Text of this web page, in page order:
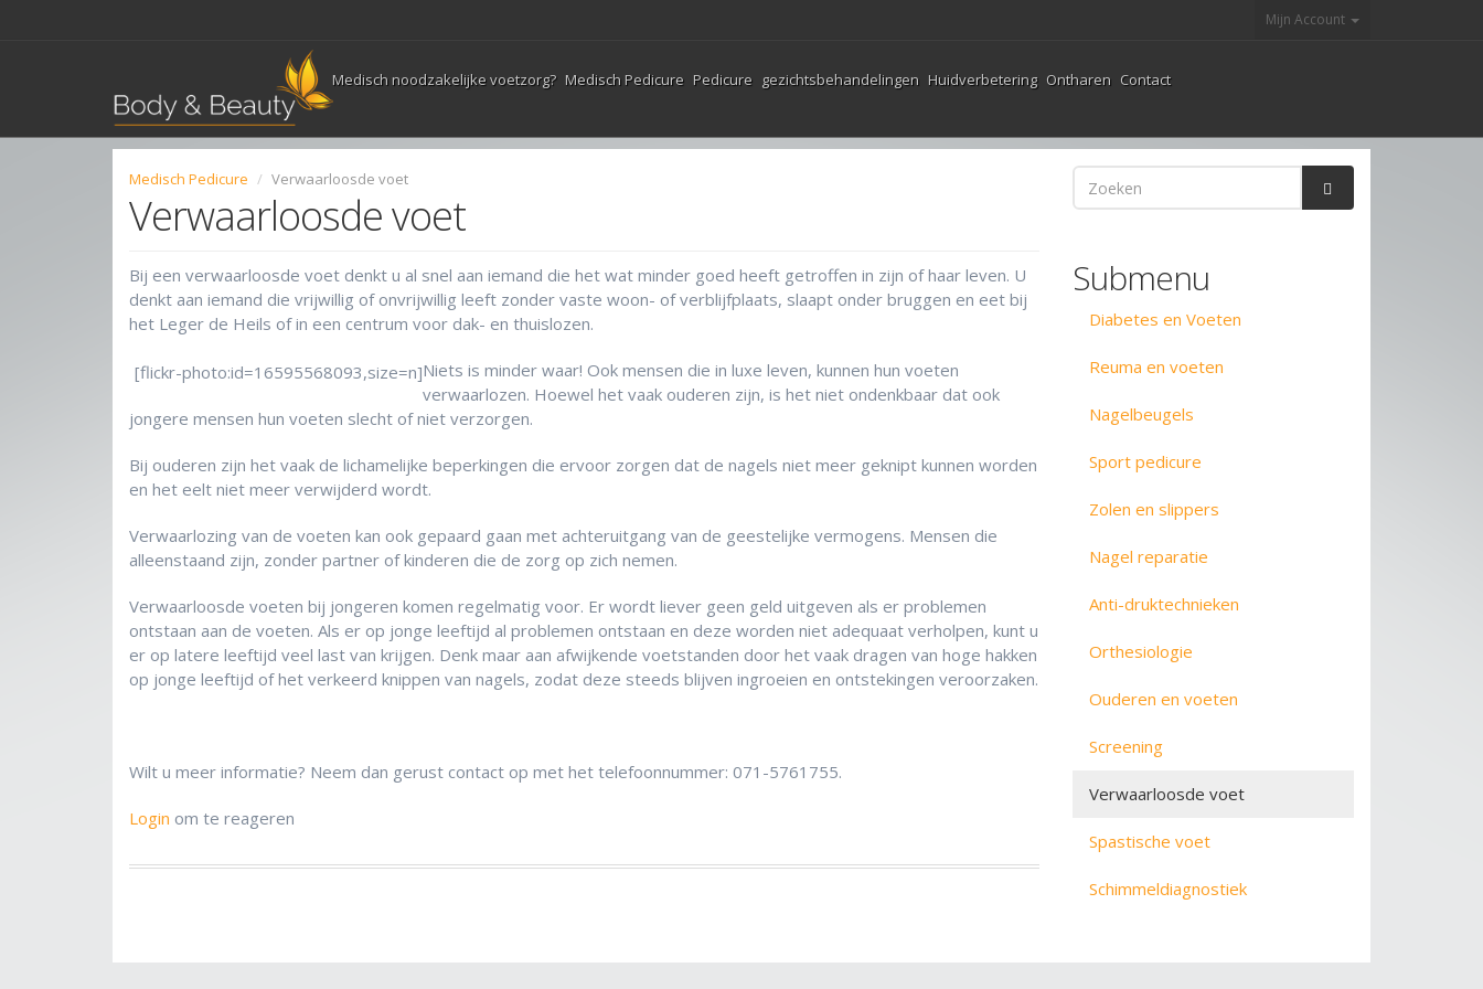
Mijn Account
Medisch noodzakelijke voetzorg? Medisch Pedicure Pedicure gezichtsbehandelingen Huidverbetering Ontharen Contact
Medisch Pedicure Verwaarloosde voet
Verwaarloosde voet
Bij een verwaarloosde voet denkt u al snel aan iemand die het wat minder goed heeft getroffen in zijn of haar leven. U
denkt aan iemand die vrijwillig of onvrijwillig leeft zonder vaste woon- of verblijfplaats, slaapt onder bruggen en eet bij
het Leger de Heils of in een centrum voor dak- en thuislozen.
[flickr-photo:id=16595568093,size=n]Niets is minder waar! Ook mensen die in luxe leven, kunnen hun voeten
verwaarlozen. Hoewel het vaak ouderen zijn, is het niet ondenkbaar dat ook
jongere mensen hun voeten slecht of niet verzorgen.
Bij ouderen zijn het vaak de lichamelijke beperkingen die ervoor zorgen dat de nagels niet meer geknipt kunnen worden
en het eelt niet meer verwijderd wordt.
Verwaarlozing van de voeten kan ook gepaard gaan met achteruitgang van de geestelijke vermogens. Mensen die
alleenstaand zijn, zonder partner of kinderen die de zorg op zich nemen.
Verwaarloosde voeten bij jongeren komen regelmatig voor. Er wordt liever geen geld uitgeven als er problemen
ontstaan aan de voeten. Als er op jonge leeftijd al problemen ontstaan en deze worden niet adequaat verholpen, kunt u
er op latere leeftijd veel last van krijgen. Denk maar aan afwijkende voetstanden door het vaak dragen van hoge hakken
op jonge leeftijd of het verkeerd knippen van nagels, zodat deze steeds blijven ingroeien en ontstekingen veroorzaken.
Wilt u meer informatie? Neem dan gerust contact op met het telefoonnummer: 071-5761755.
Login om te reageren
Zoekveld
Submenu
Diabetes en Voeten
Reuma en voeten
Nagelbeugels
Sport pedicure
Zolen en slippers
Nagel reparatie
Anti-druktechnieken
Orthesiologie
Ouderen en voeten
Screening
Verwaarloosde voet
Spastische voet
Schimmeldiagnostiek